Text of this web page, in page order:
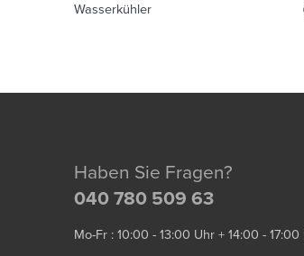
Wasserkühler
Haben Sie Fragen?
040 780 509 63
Mo-Fr : 10:00 - 13:00 Uhr + 14:00 - 17:00